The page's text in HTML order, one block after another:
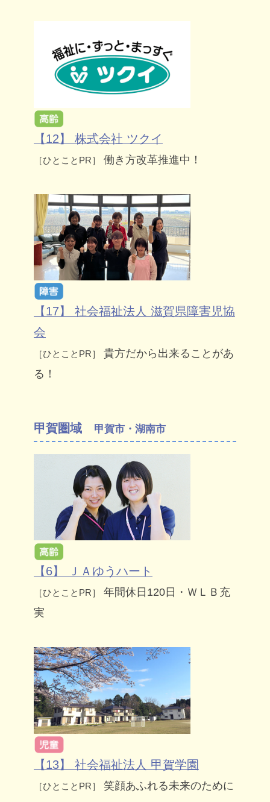
【12】 株式会社 ツクイ
［ひとことPR］ 働き方改革推進中！
【17】 社会福祉法人 滋賀県障害児協
会
［ひとことPR］
貴方だから出来ることがあ
る！
甲賀圏域 甲賀市・湖南市
【6】 ＪＡゆうハート
［ひとことPR］
年間休日120日・ＷＬＢ充
実
【13】 社会福祉法人 甲賀学園
［ひとことPR］ 笑顔あふれる未来のために